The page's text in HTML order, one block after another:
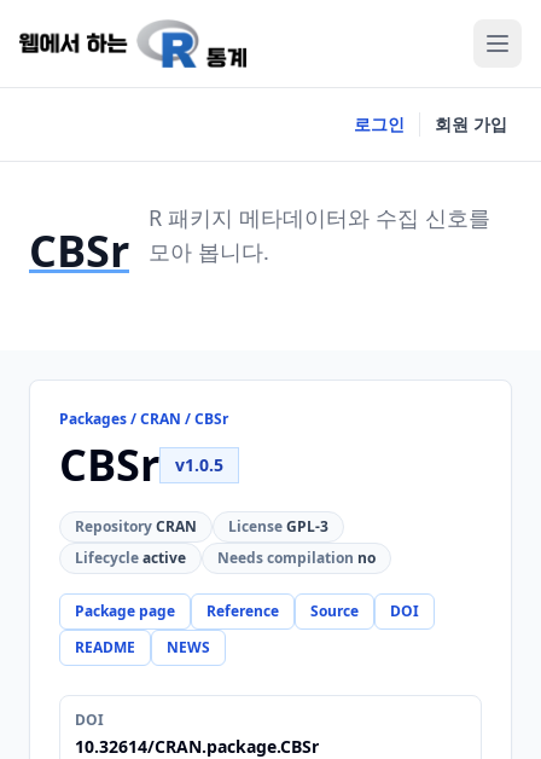
로그인 회원 가입
CBSr
R 패키지 메타데이터와 수집 신호를
모아 봅니다.
Packages / CRAN / CBSr
CBSr v1.0.5
RepositoryCRAN LicenseGPL-3
Lifecycleactive Needs compilation no
Package page Reference Source
DOI
README
NEWS
DOI
10.32614/CRAN.package.CBSr